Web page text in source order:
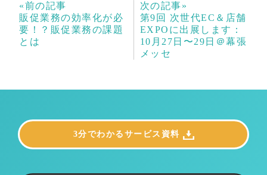
«前の記事
販促業務の効率化が必
要！？販促業務の課題
とは
次の記事»
第9回 次世代EC＆店舗
EXPOに出展します：
10月27日〜29日＠幕張
メッセ
3分でわかるサービス資料